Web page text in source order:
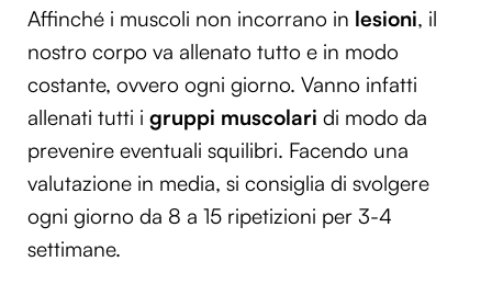
Affinché i muscoli non incorrano in lesioni, il
nostro corpo va allenato tutto e in modo
costante, ovvero ogni giorno. Vanno infatti
allenati tutti i gruppi muscolari di modo da
prevenire eventuali squilibri. Facendo una
valutazione in media, si consiglia di svolgere
ogni giorno da 8 a 15 ripetizioni per 3-4
settimane.